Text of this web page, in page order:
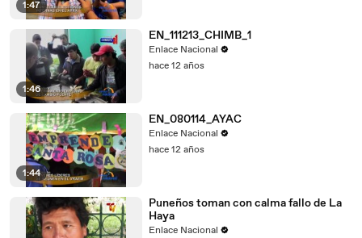
1:47
1:46
EN_111213_CHIMB_1
Enlace Nacional
hace 12 años
1:44
EN_080114_AYAC
Enlace Nacional
hace 12 años
Puneños toman con calma fallo de La
Haya
Enlace Nacional